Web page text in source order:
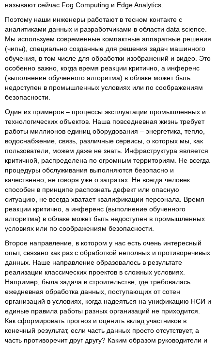
называют сейчас Fog Computing и Edge Analytics.
Поэтому наши инженеры работают в тесном контакте с
аналитиками данных и разработчиками в области data science.
Мы используем современные компактные аппаратные решения
(чипы), специально созданные для решения задач машинного
обучения, в том числе для обработки изображений и видео. Это
особенно важно, когда время реакции критично, а инференс
(выполнение обученного алгоритма) в облаке может быть
недоступен в промышленных условиях или по соображениям
безопасности.
Один из примеров – процессы эксплуатации промышленных и
технологических объектов. Наша повседневная жизнь требует
работы миллионов единиц оборудования – энергетика, тепло,
водоснабжение, связь, различные сервисы, о которых мы, как
пользователи, можем даже не знать. Инфраструктура является
критичной, распределена по огромным территориям. Не всегда
процедуры обслуживания выполняются безопасно и
качественно, не говоря уже о затратах. Не всегда человек
способен в принципе распознать дефект или опасную
ситуацию, не всегда хватает квалификации персонала. Время
реакции критично, а инференс (выполнение обученного
алгоритма) в облаке может быть недоступен в промышленных
условиях или по соображениям безопасности.
Второе направление, в котором у нас есть очень интересный
опыт, связано как раз с обработкой неполных и противоречивых
данных. Наше направление образовалось в результате
реализации классических проектов в сложных условиях.
Например, была задача в строительстве, где требовалась
ежедневная обработка данных, поступающих от сотен
организаций в условиях, когда надеяться на унификацию НСИ и
единые правила работы разных организаций не приходится.
Как сформировать прогноз и оценить вклад участников в
конечный результат, если часть данных просто отсутствует, а
часть противоречит друг другу? Каким образом руководители и